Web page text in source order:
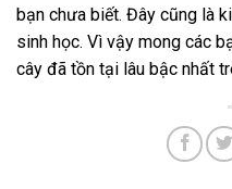
bạn chưa biết. Đây cũng là
sinh học. Vì vậy mong các
cây đã tồn tại lâu bậc nhất